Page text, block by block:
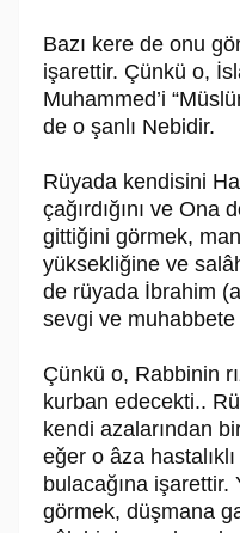
Bazı kere de onu
işarettir. Çünkü o,
Muhammed’i
de o şanlı Nebidir.
Rüyada kendisini
çağırdığını ve Ona
gittiğini görmek,
yüksekliğine ve
de rüyada İbrahim
sevgi ve
Çünkü o, Rabbinin
kurban edecekti..
kendi azalarından
eğer o âza
bulacağına işarettir.
görmek, düşmana